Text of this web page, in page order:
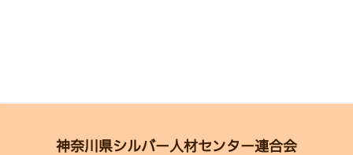
神奈川県シルバー人材センター連合会